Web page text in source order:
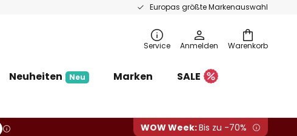
Europas größte Markenauswahl
Warenkorb
Service Anmelden
Neuheiten Neu Marken
SALE
WOW Week:Bis zu -70%